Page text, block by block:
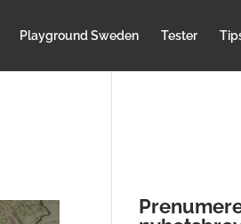
Playground Sweden Tester